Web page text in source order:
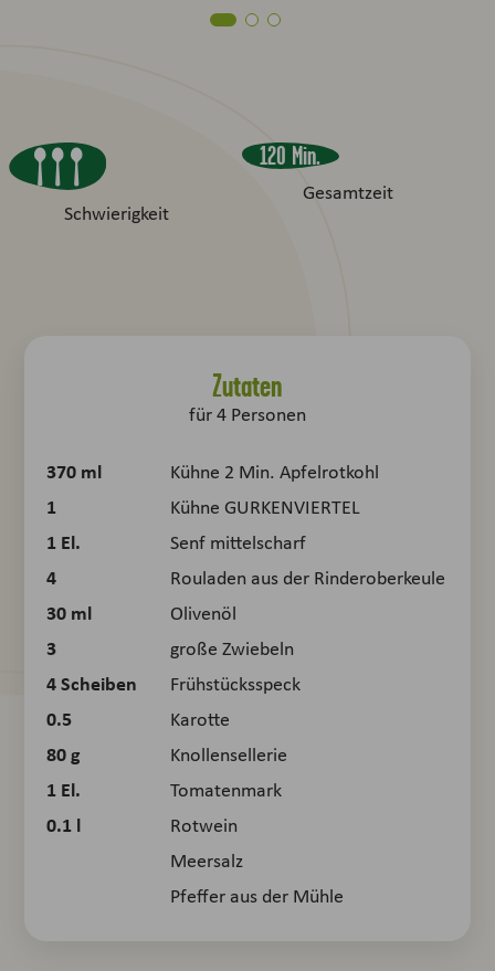
Schwierigkeit
120 Min.
Gesamtzeit
Zutaten
für4Personen
370 ml Kühne 2 Min. Apfelrotkohl
1 Kühne GURKENVIERTEL
1 El. Senf mittelscharf
4 Rouladen aus der Rinderoberkeule
30 ml Olivenöl
3 große Zwiebeln
4Scheiben Frühstücksspeck
0.5 Karotte
80g Knollensellerie
1 El. Tomatenmark
0.1 l
Rotwein
Meersalz
Pfeffer aus der Mühle